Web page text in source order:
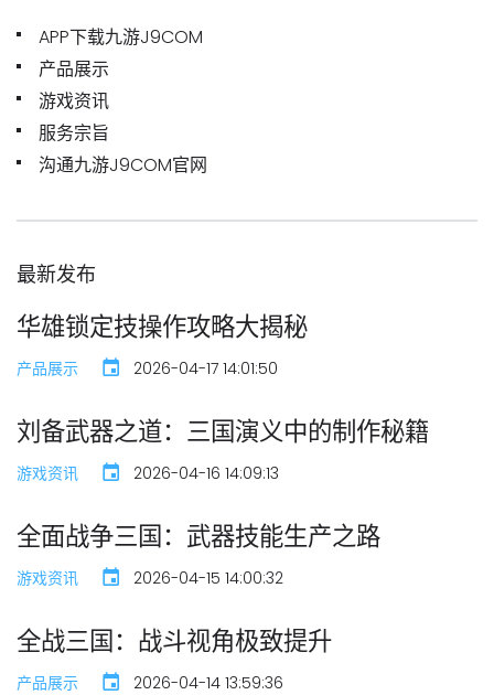
APP下载九游J9COM
产品展示
游戏资讯
服务宗旨
沟通九游J9COM官网
最新发布
华雄锁定技操作攻略大揭秘
产品展示 2026-04-17 14:01:50
刘备武器之道：三国演义中的制作秘籍
游戏资讯 2026-04-16 14:09:13
全面战争三国：武器技能生产之路
游戏资讯 2026-04-15 14:00:32
全战三国：战斗视角极致提升
产品展示 2026-04-14 13:59:36